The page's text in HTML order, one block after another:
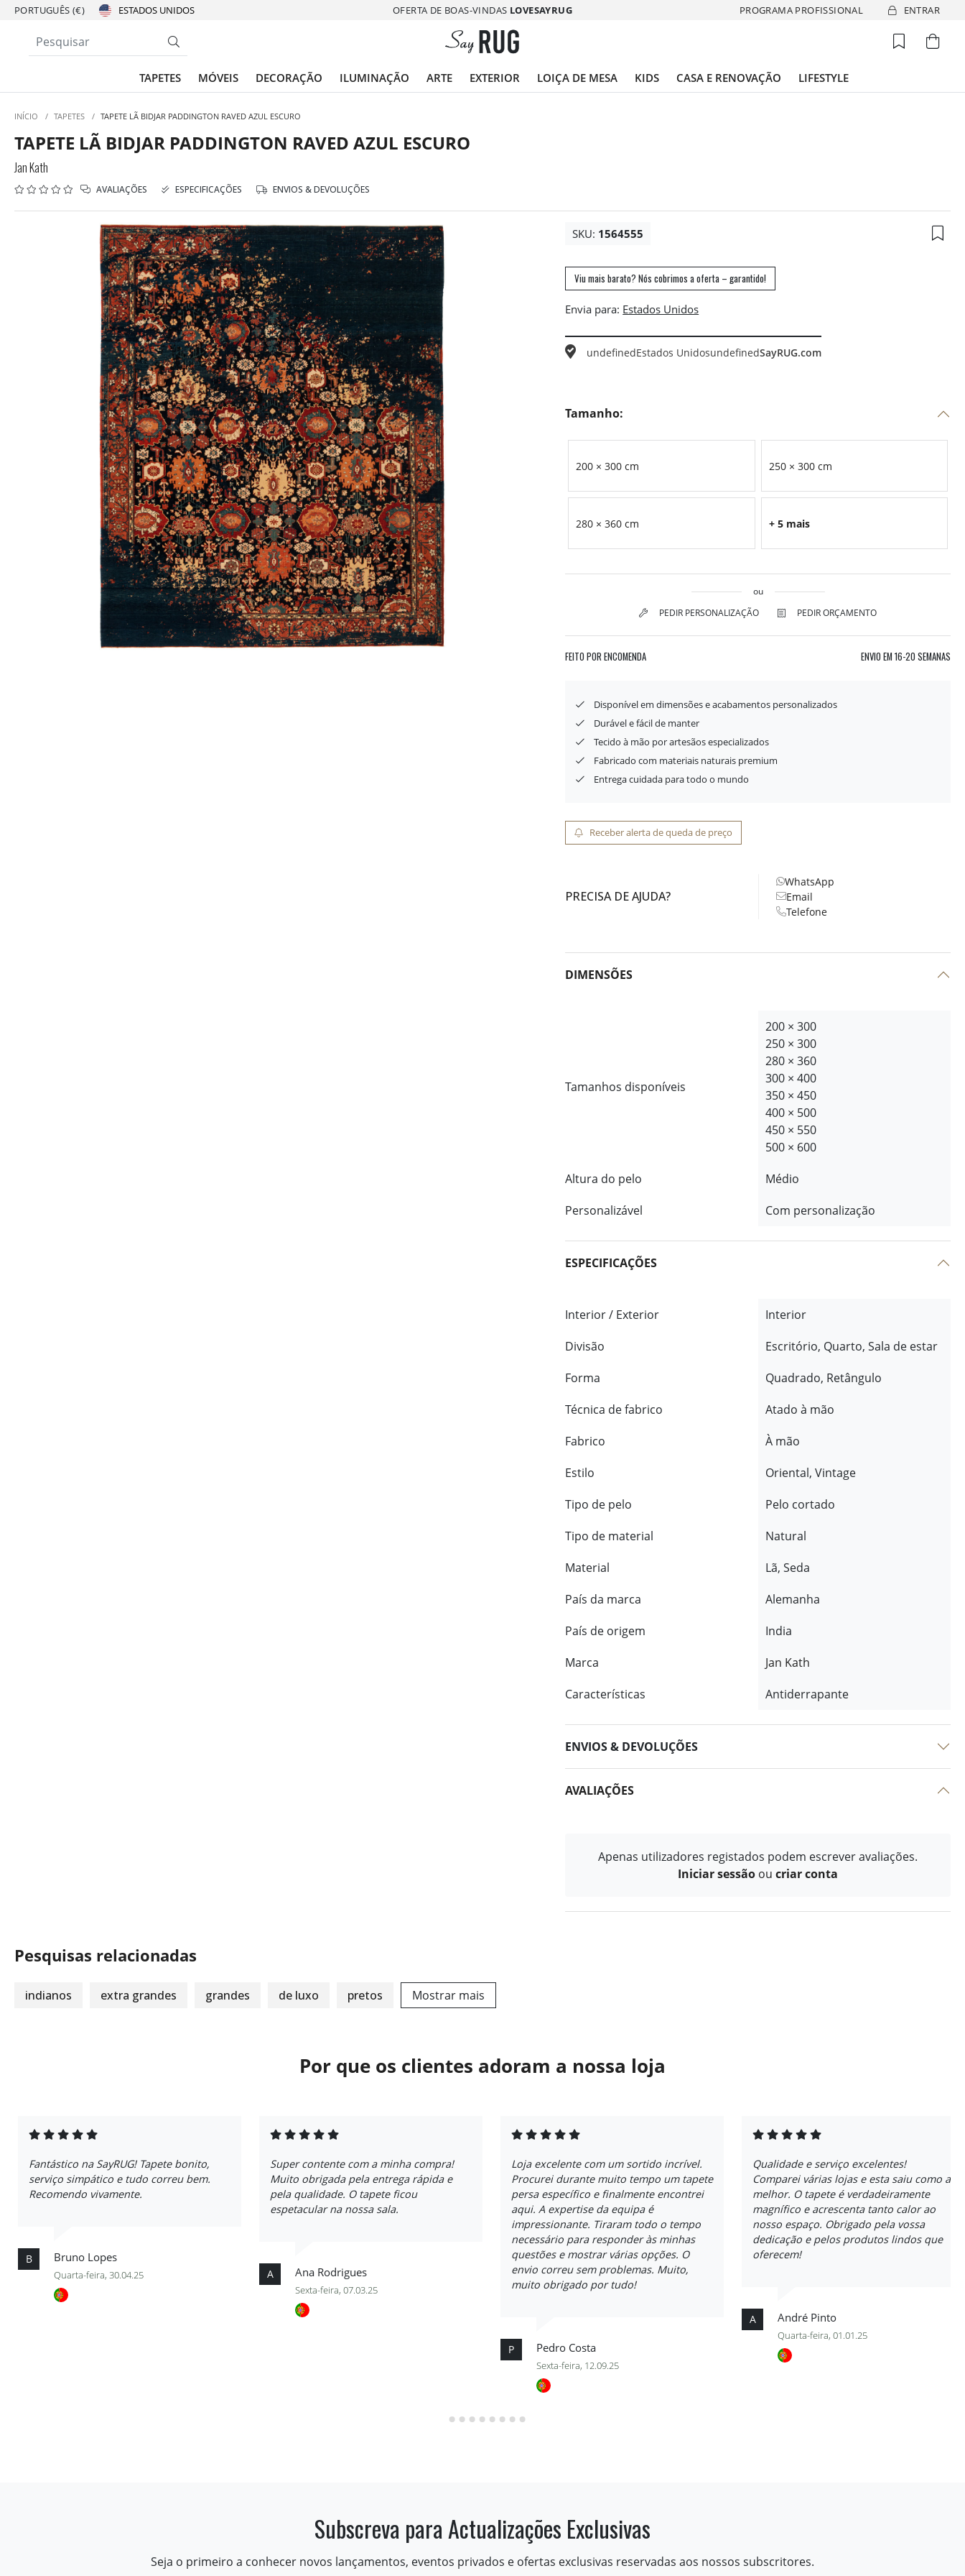
PORTUGUÊS (€) OFERTA DE BOAS-VINDAS LOVESAYRUG PROGRAMA PROFISSIONAL ENTRAR
TAPETES MÓVEIS DECORAÇÃO ILUMINAÇÃO ARTE EXTERIOR LOIÇA DE MESA KIDS CASA E RENOVAÇÃO LIFESTYLE
INÍCIO / TAPETES / TAPETE LÃ BIDJAR PADDINGTON RAVED AZUL ESCURO
TAPETE LÃ BIDJAR PADDINGTON RAVED AZUL ESCURO
Jan Kath
AVALIAÇÕES ESPECIFICAÇÕES ENVIOS & DEVOLUÇÕES
SKU: 1564555
Viu mais barato? Nós cobrimos a oferta – garantido!
Envia para:
undefinedEstados UnidosundefinedSayRUG.com
Tamanho:
200 × 300 cm 250 × 300 cm
280 × 360 cm + 5 mais
ou
PEDIR PERSONALIZAÇÃO
PEDIR ORÇAMENTO
FEITO POR ENCOMENDA ENVIO EM 16-20 SEMANAS
Disponível em dimensões e acabamentos personalizados
Durável e fácil de manter
Tecido à mão por artesãos especializados
Fabricado com materiais naturais premium
Entrega cuidada para todo o mundo
Receber alerta de queda de preço
PRECISA DE AJUDA?
WhatsApp
Email
Telefone
DIMENSÕES
Tamanhos disponíveis
200 × 300
250 × 300
280 × 360
300 × 400
350 × 450
400 × 500
450 × 550
500 × 600
Altura do pelo
Médio
Personalizável
Com personalização
ESPECIFICAÇÕES
Interior / Exterior
Interior
Divisão
Escritório, Quarto, Sala de estar
Forma
Quadrado, Retângulo
Técnica de fabrico
Atado à mão
Fabrico
À mão
Estilo
Oriental, Vintage
Tipo de pelo
Pelo cortado
Tipo de material
Natural
Material
Lã, Seda
País da marca
Alemanha
País de origem
India
Marca
Jan Kath
Características
Antiderrapante
ENVIOS & DEVOLUÇÕES
AVALIAÇÕES
Apenas utilizadores registados podem escrever avaliações.
Iniciar sessão ou criar conta
Pesquisas relacionadas
indianos extra grandes grandes de luxo pretos Mostrar mais
Por que os clientes adoram a nossa loja
Fantástico na SayRUG! Tapete bonito,
serviço simpático e tudo correu bem.
Recomendo vivamente.
B Bruno Lopes
Quarta-feira, 30.04.25
Super contente com a minha compra!
Muito obrigada pela entrega rápida e
pela qualidade. O tapete ficou
espetacular na nossa sala.
A Ana Rodrigues
Sexta-feira, 07.03.25
Loja excelente com um sortido incrível.
Procurei durante muito tempo um tapete
persa específico e finalmente encontrei
aqui. A expertise da equipa é
impressionante. Tiraram todo o tempo
necessário para responder às minhas
questões e mostrar várias opções. O
envio correu sem problemas. Muito,
muito obrigado por tudo!
P Pedro Costa
Sexta-feira, 12.09.25
Qualidade e serviço excelentes!
Comparei várias lojas e esta saiu como a
melhor. O tapete é verdadeiramente
magnífico e acrescenta tanto calor ao
nosso espaço. Obrigado pela vossa
dedicação e pelos produtos lindos que
oferecem!
A André Pinto
Quarta-feira, 01.01.25
Subscreva para Actualizações Exclusivas
Seja o primeiro a conhecer novos lançamentos, eventos privados e ofertas exclusivas reservadas aos nossos subscritores.